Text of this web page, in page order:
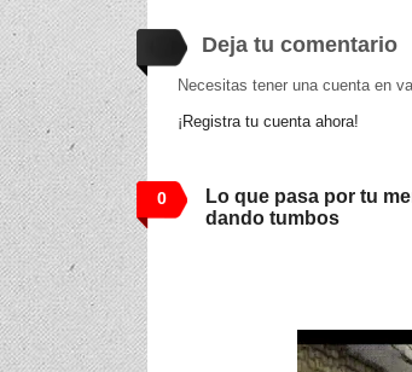
Deja tu comentario
Necesitas tener una cuenta en
¡Registra tu cuenta ahora!
0
Lo que pasa por tu
dando tumbos